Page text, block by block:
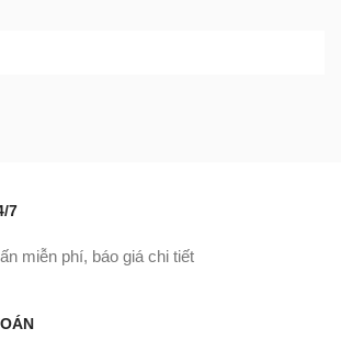
7
miễn phí, báo giá chi tiết